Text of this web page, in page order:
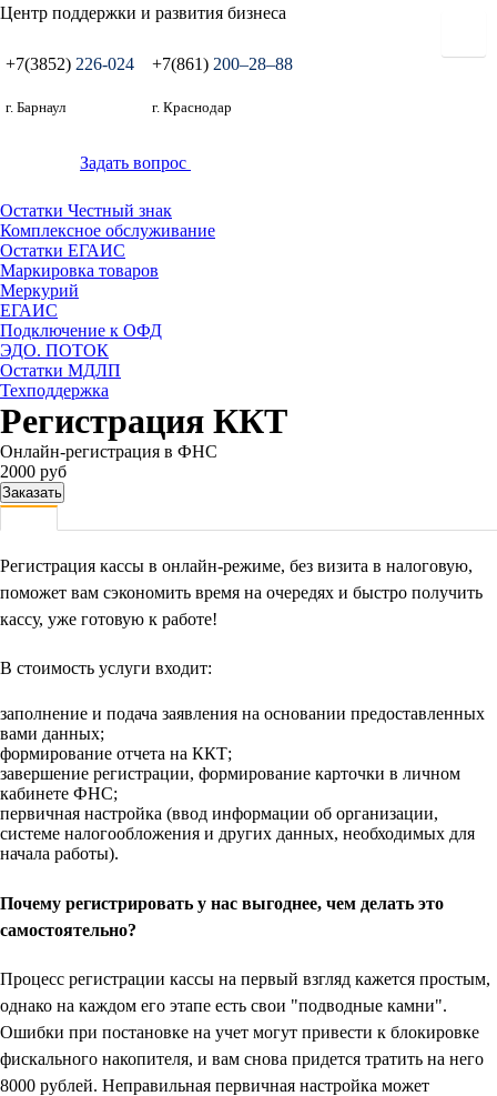
Центр поддержки и развития бизнеса
+7(3852) 226-024
г. Барнаул
+7(861) 200‒28‒88
г. Краснодар
Задать вопрос
Остатки Честный знак
Комплексное обслуживание
Остатки ЕГАИС
Маркировка товаров
Меркурий
ЕГАИС
Подключение к ОФД
ЭДО. ПОТОК
Остатки МДЛП
Техподдержка
Регистрация ККТ
Онлайн-регистрация в ФНС
2000 руб
Заказать
Регистрация кассы в онлайн-режиме, без визита в налоговую,
поможет вам сэкономить время на очередях и быстро получить
кассу, уже готовую к работе!
В стоимость услуги входит:
заполнение и подача заявления на основании предоставленных
вами данных;
формирование отчета на ККТ;
завершение регистрации, формирование карточки в личном
кабинете ФНС;
первичная настройка (ввод информации об организации,
системе налогообложения и других данных, необходимых для
начала работы).
Почему регистрировать у нас выгоднее, чем делать это
самостоятельно?
Процесс регистрации кассы на первый взгляд кажется простым,
однако на каждом его этапе есть свои "подводные камни".
Ошибки при постановке на учет могут привести к блокировке
фискального накопителя, и вам снова придется тратить на него
8000 рублей. Неправильная первичная настройка может